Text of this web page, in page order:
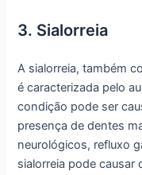
3. Sialorreia
A sialorreia, também
é caracterizada pelo
condição pode ser
presença de dentes
neurológicos, refluxo
sialorreia pode